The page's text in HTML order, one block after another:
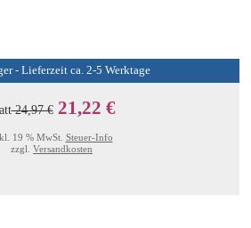
- Lieferzeit ca. 2-5 Werktage
24,97 € 21,22 €
19 % MwSt. Steuer-Info
zzgl. Versandkosten